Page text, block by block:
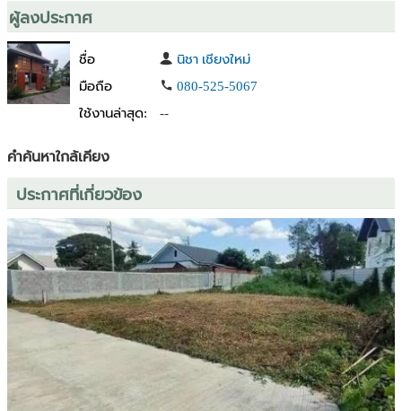
ผู้ลงประกาศ
ชื่อ
นิชา เชียงใหม่
มือถือ
080-525-5067
ใช้งานล่าสุด:
--
คำค้นหาใกล้เคียง
ประกาศที่เกี่ยวข้อง